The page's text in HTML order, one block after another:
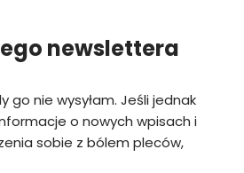
newslettera
go nie wysyłam. Jeśli jednak
o nowych wpisach i
sobie z bólem pleców,